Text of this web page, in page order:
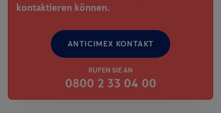
kontaktieren können.
ANTICIMEX KONTAKT
RUFEN SIE AN
0800 2 33 04 00